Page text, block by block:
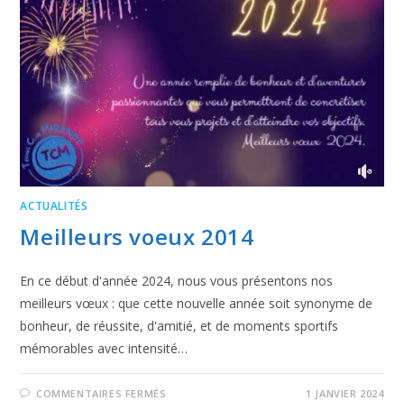
ACTUALITÉS
Meilleurs voeux 2014
En ce début d'année 2024, nous vous présentons nos
meilleurs vœux : que cette nouvelle année soit synonyme de
bonheur, de réussite, d'amitié, et de moments sportifs
mémorables avec intensité…
COMMENTAIRES FERMÉS 1 JANVIER 2024